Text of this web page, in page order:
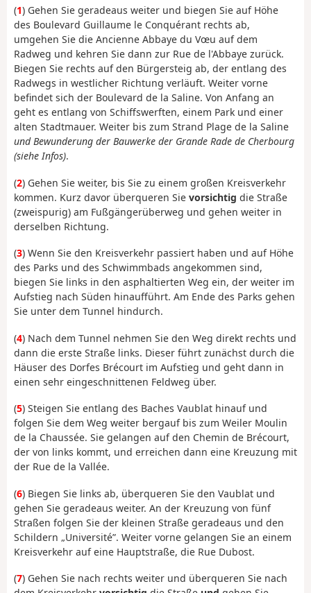
(1) Gehen Sie geradeaus weiter und biegen Sie auf Höhe
des Boulevard Guillaume le Conquérant rechts ab,
umgehen Sie die Ancienne Abbaye du Vœu auf dem
Radweg und kehren Sie dann zur Rue de l'Abbaye zurück.
Biegen Sie rechts auf den Bürgersteig ab, der entlang des
Radwegs in westlicher Richtung verläuft. Weiter vorne
befindet sich der Boulevard de la Saline. Von Anfang an
geht es entlang von Schiffswerften, einem Park und einer
alten Stadtmauer. Weiter bis zum Strand Plage de la Saline
und Bewunderung der Bauwerke der Grande Rade de Cherbourg
(siehe Infos).
(2) Gehen Sie weiter, bis Sie zu einem großen Kreisverkehr
kommen. Kurz davor überqueren Sie vorsichtig die Straße
(zweispurig) am Fußgängerüberweg und gehen weiter in
derselben Richtung.
(3) Wenn Sie den Kreisverkehr passiert haben und auf Höhe
des Parks und des Schwimmbads angekommen sind,
biegen Sie links in den asphaltierten Weg ein, der weiter im
Aufstieg nach Süden hinaufführt. Am Ende des Parks gehen
Sie unter dem Tunnel hindurch.
(4) Nach dem Tunnel nehmen Sie den Weg direkt rechts und
dann die erste Straße links. Dieser führt zunächst durch die
Häuser des Dorfes Brécourt im Aufstieg und geht dann in
einen sehr eingeschnittenen Feldweg über.
(5) Steigen Sie entlang des Baches Vaublat hinauf und
folgen Sie dem Weg weiter bergauf bis zum Weiler Moulin
de la Chaussée. Sie gelangen auf den Chemin de Brécourt,
der von links kommt, und erreichen dann eine Kreuzung mit
der Rue de la Vallée.
(6) Biegen Sie links ab, überqueren Sie den Vaublat und
gehen Sie geradeaus weiter. An der Kreuzung von fünf
Straßen folgen Sie der kleinen Straße geradeaus und den
Schildern „Université”. Weiter vorne gelangen Sie an einem
Kreisverkehr auf eine Hauptstraße, die Rue Dubost.
(7) Gehen Sie nach rechts weiter und überqueren Sie nach